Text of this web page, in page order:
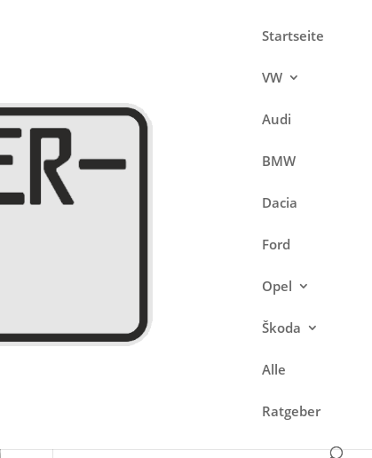
Startseite
VW
Audi
BMW
Dacia
Ford
Opel
Škoda
Alle
Ratgeber